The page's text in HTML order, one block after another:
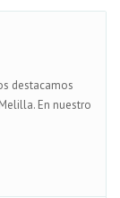
destacamos
En nuestro